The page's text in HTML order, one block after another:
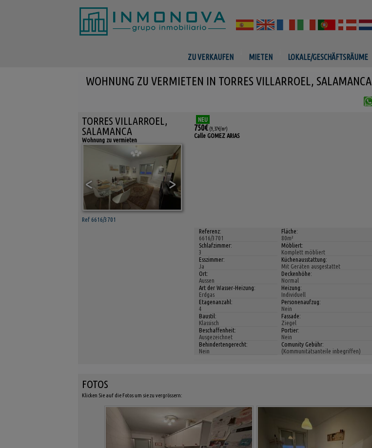
ZU VERKAUFEN MIETEN LOKALE/GESCHÄFTSRÄUME
WOHNUNG ZU VERMIETEN IN TORRES VILLARROEL, SALAMANCA
TORRES VILLARROEL,
SALAMANCA
Wohnung zu vermieten
< >
Ref 6616/3701
NEU
750€ (9,37€/m²)
Calle GOMEZ ARIAS
Referenz:
6616/3701
Fläche:
80m²
Schlafzimmer:
3
Möbliert:
Komplett möbliert
Esszimmer:
Ja
Küchenausstattung:
Mit Geräten ausgestattet
Ort:
Aussen
Deckenhöhe:
Normal
Art der Wasser-Heizung:
Erdgas
Heizung:
Individuell
Etagenanzahl:
4
Personenaufzug:
Nein
Baustil:
Klassisch
Fassade:
Ziegel
Beschaffenheit:
Ausgezeichnet
Portier:
Nein
Behindertengerecht:
Nein
Comunity Gebühr:
(Kommunitätsanteile inbegriffen)
FOTOS
Klicken Sie auf die Fotos um sie zu vergrössern: